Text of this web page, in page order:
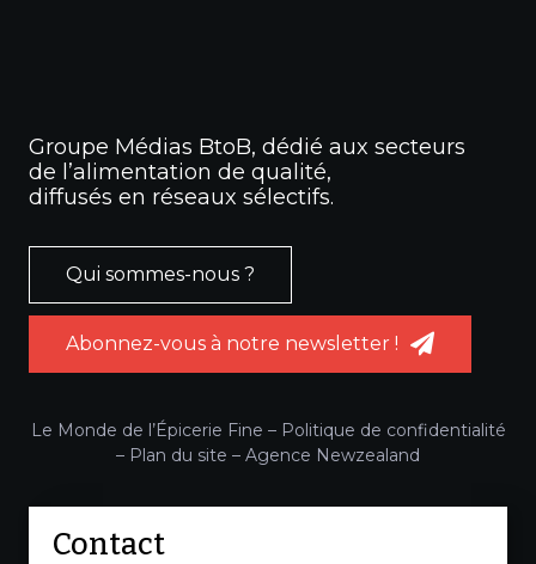
Groupe Médias BtoB, dédié aux secteurs
de l’alimentation de qualité,
diffusés en réseaux sélectifs.
Qui sommes-nous ?
Abonnez-vous à notre newsletter !
Le Monde de l’Épicerie Fine – Politique de confidentialité
– Plan du site – Agence Newzealand
Contact